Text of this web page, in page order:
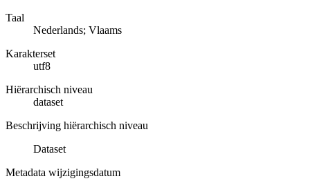
Taal
Nederlands; Vlaams
Karakterset
utf8
Hiërarchisch niveau
dataset
Beschrijving hiërarchisch niveau
Dataset
Metadata wijzigingsdatum